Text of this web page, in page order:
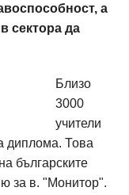
а
сектора да
Близо
3000
учители
диплома. Това
българските
за в. "Монитор".